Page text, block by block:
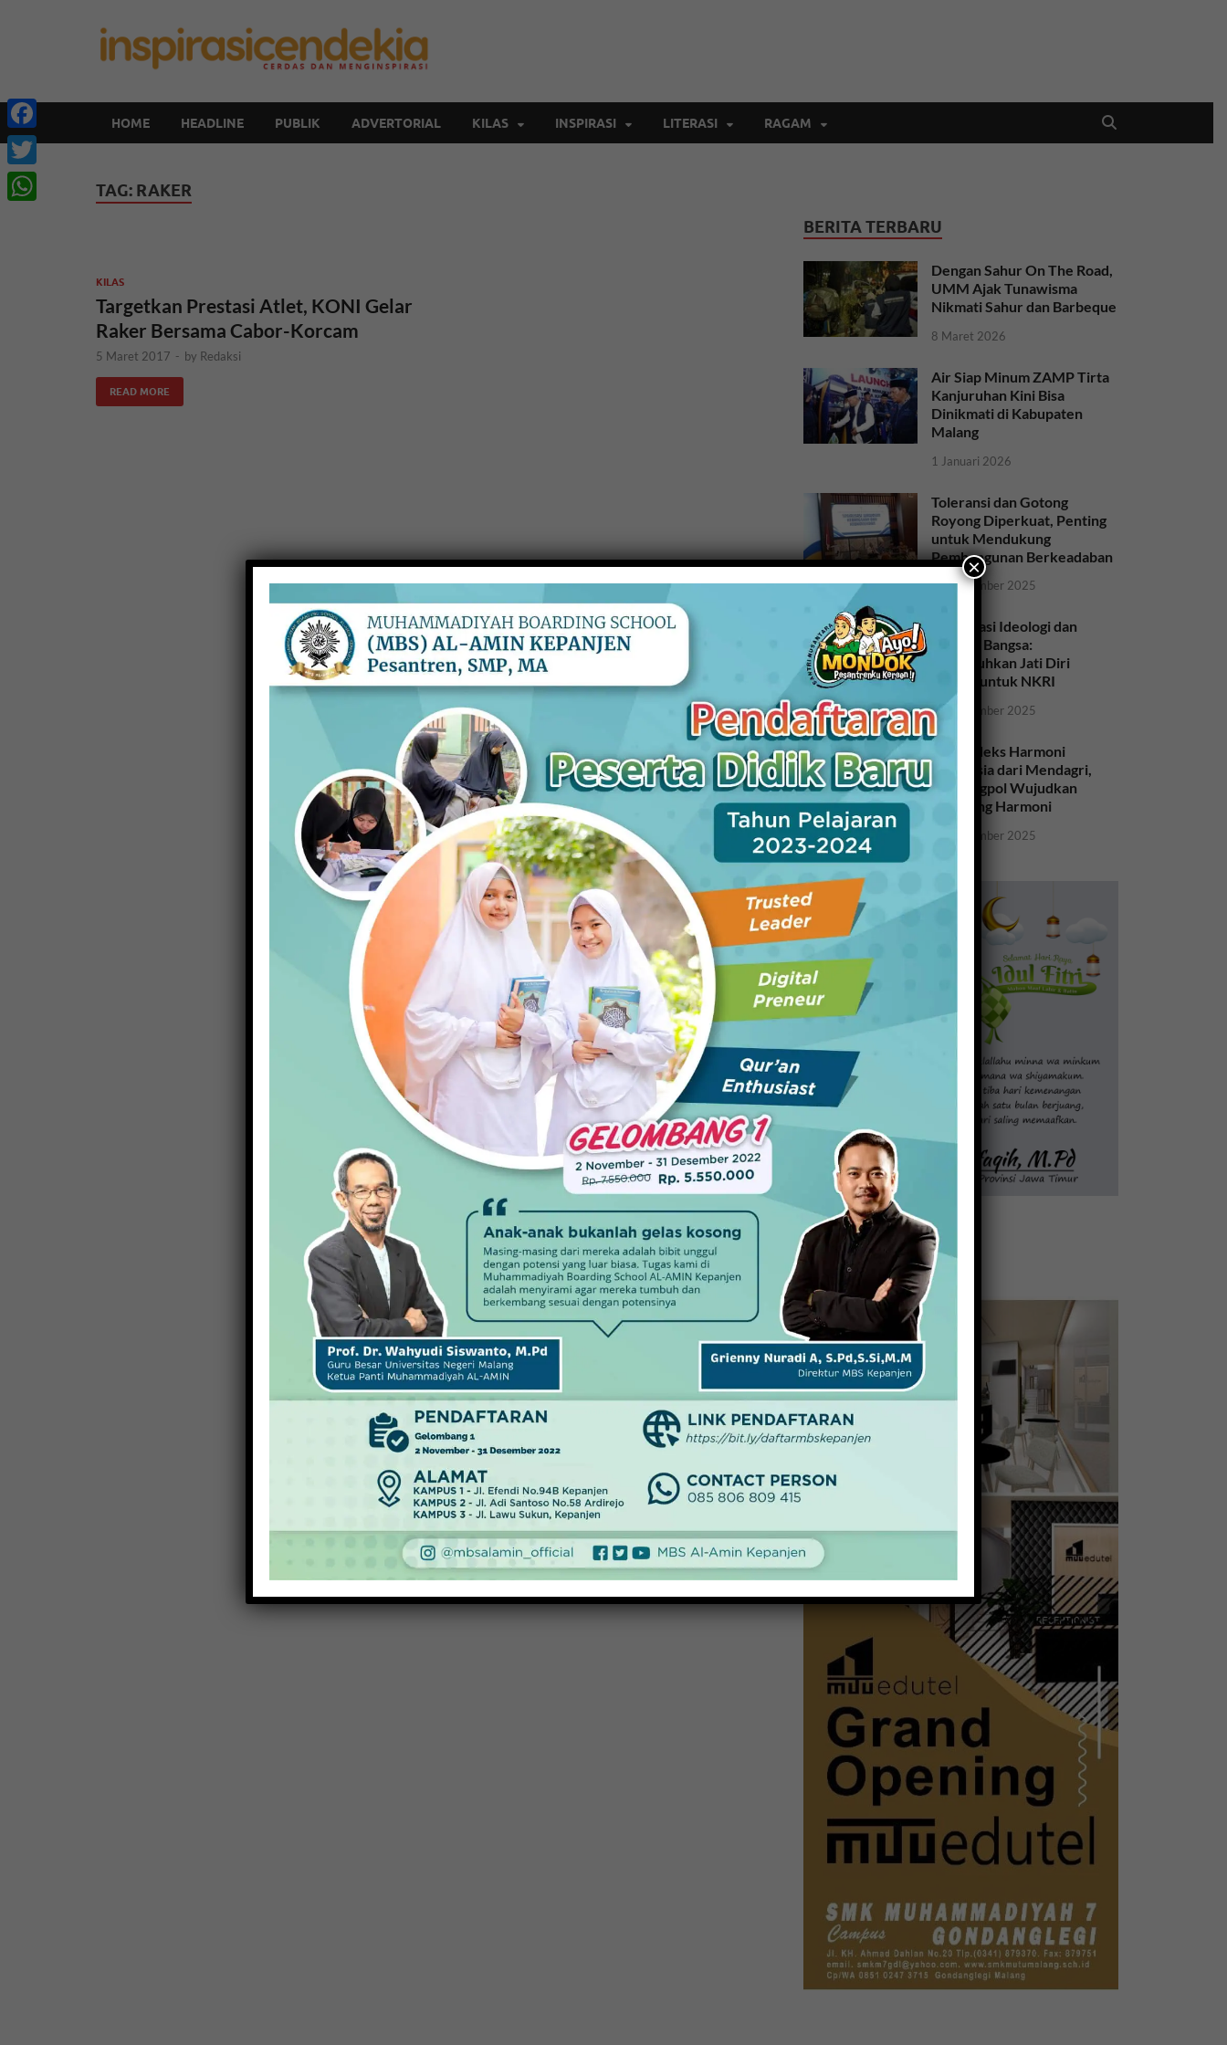
HOME HEADLINE PUBLIK ADVERTORIAL KILAS INSPIRASI LITERASI RAGAM
TAG: RAKER
KILAS
Targetkan Prestasi Atlet, KONI Gelar
Raker Bersama Cabor-Korcam
5 Maret 2017 - by Redaksi
READ MORE
BERITA TERBARU
Dengan Sahur On The Road,
UMM Ajak Tunawisma
Nikmati Sahur dan Barbeque
8 Maret 2026
Air Siap Minum ZAMP Tirta
Kanjuruhan Kini Bisa
Dinikmati di Kabupaten
Malang
1 Januari 2026
Toleransi dan Gotong
Royong Diperkuat, Penting
untuk Mendukung
Pembangunan Berkeadaban
28 November 2025
Sosialisasi Ideologi dan
Sejarah Bangsa:
Meneguhkan Jati Diri
Bangsa untuk NKRI
26 November 2025
Raih Indeks Harmoni
Indonesia dari Mendagri,
Kesbangpol Wujudkan
Kampung Harmoni
20 November 2025
Facebook
Twitter
×